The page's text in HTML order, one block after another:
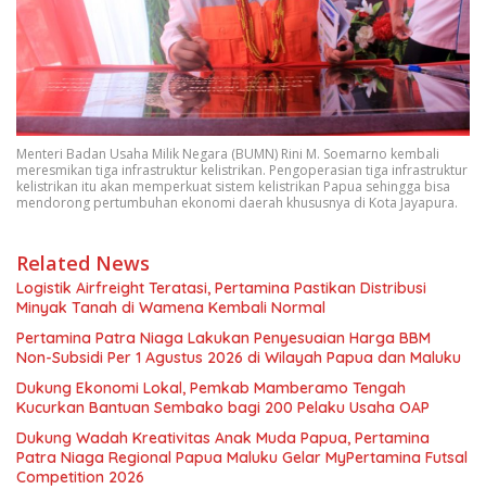
Menteri Badan Usaha Milik Negara (BUMN) Rini M. Soemarno kembali
meresmikan tiga infrastruktur kelistrikan. Pengoperasian tiga infrastruktur
kelistrikan itu akan memperkuat sistem kelistrikan Papua sehingga bisa
mendorong pertumbuhan ekonomi daerah khususnya di Kota Jayapura.
Related News
Logistik Airfreight Teratasi, Pertamina Pastikan Distribusi
Minyak Tanah di Wamena Kembali Normal
Pertamina Patra Niaga Lakukan Penyesuaian Harga BBM
Non-Subsidi Per 1 Agustus 2026 di Wilayah Papua dan Maluku
Dukung Ekonomi Lokal, Pemkab Mamberamo Tengah
Kucurkan Bantuan Sembako bagi 200 Pelaku Usaha OAP
Dukung Wadah Kreativitas Anak Muda Papua, Pertamina
Patra Niaga Regional Papua Maluku Gelar MyPertamina Futsal
Competition 2026